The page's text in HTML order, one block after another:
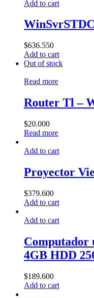
Add to cart
$636.550
Add to cart
Out of stock
Read more
Router Tl –
$20.000
Read more
Add to cart
Proyector
$379.600
Add to cart
Add to cart
Computador
4GB HDD
$189.600
Add to cart